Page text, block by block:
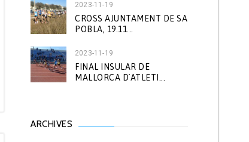
2023-11-19
CROSS AJUNTAMENT DE SA
POBLA, 19.11...
2023-11-19
FINAL INSULAR DE
MALLORCA D´ATLETI...
ARCHIVES